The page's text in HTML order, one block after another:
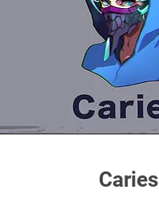
Caries